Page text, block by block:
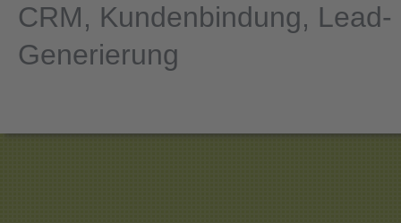
CRM, Kundenbindung, Lead-
Generierung